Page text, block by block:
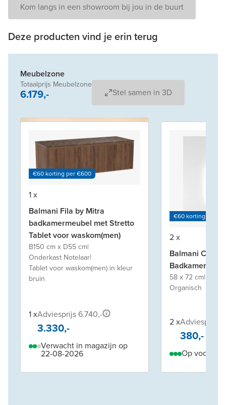
Kom langs in een showroom bij jou in de buurt
Deze producten vind je erin terug
Meubelzone
Totaalprijs Meubelzone
6.179,- Stel samen in 3D
€60 korting per €600
1 x
Balmani Fila by Mitra
badkamermeubel met Stretto
Tablet voor waskom(men)
B150 cm x D55 cm|
Onderkast Notelaar|
Tablet voor waskom(men) in kleur
bruin
1 xAdviesprijs 6.740,-
3.330,-
Verwacht in magazijn op
22-08-2026
€60 korting per
2 x
Balmani Cloud
58 x 72 cm|
Organisch
2 xAdviesprijs
380,-
Op voorraad